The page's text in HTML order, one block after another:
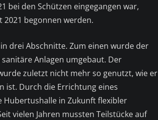
bei den Schützen eingegangen war,
begonnen werden.
drei Abschnitte. Zum einen wurde der
Anlagen umgebaut. Der
zuletzt nicht mehr so genutzt, wie er
ist. Durch die Errichtung eines
Hubertushalle in Zukunft flexibler
vielen Jahren mussten Teilstücke auf